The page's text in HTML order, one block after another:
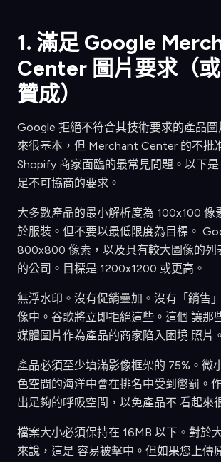
1. 滿足 Google
Center 圖片要求（
贊成）
Google 拒絕不符合其技術要求的產品
來很基本，但 Merchant Center 的不批
Shopify 商家面臨的最常見問題。以下
足不可協商的要求。
大多數產品的最小解析度為 100x100 像
於服裝。但不要以最低限度為目標。
800x800 像素，以及具有較大圖像的列
的公司。目標是 1200x1200 或更高。
無浮水印。沒有促銷疊加。沒有「銷售
像中。谷歌將立即拒絕這些。這個 讓那
媒體圖片作為產品的商家陷入困境 照片。
產品必須至少填滿影像框架的 75%。微
色空間的海洋中會在排名中受到懲罰。
出足夠的呼吸空間，以免產品不 看起來
檔案大小必須保持在 16MB 以下。對於
來說，這是 容易被擊中。但如果您上傳